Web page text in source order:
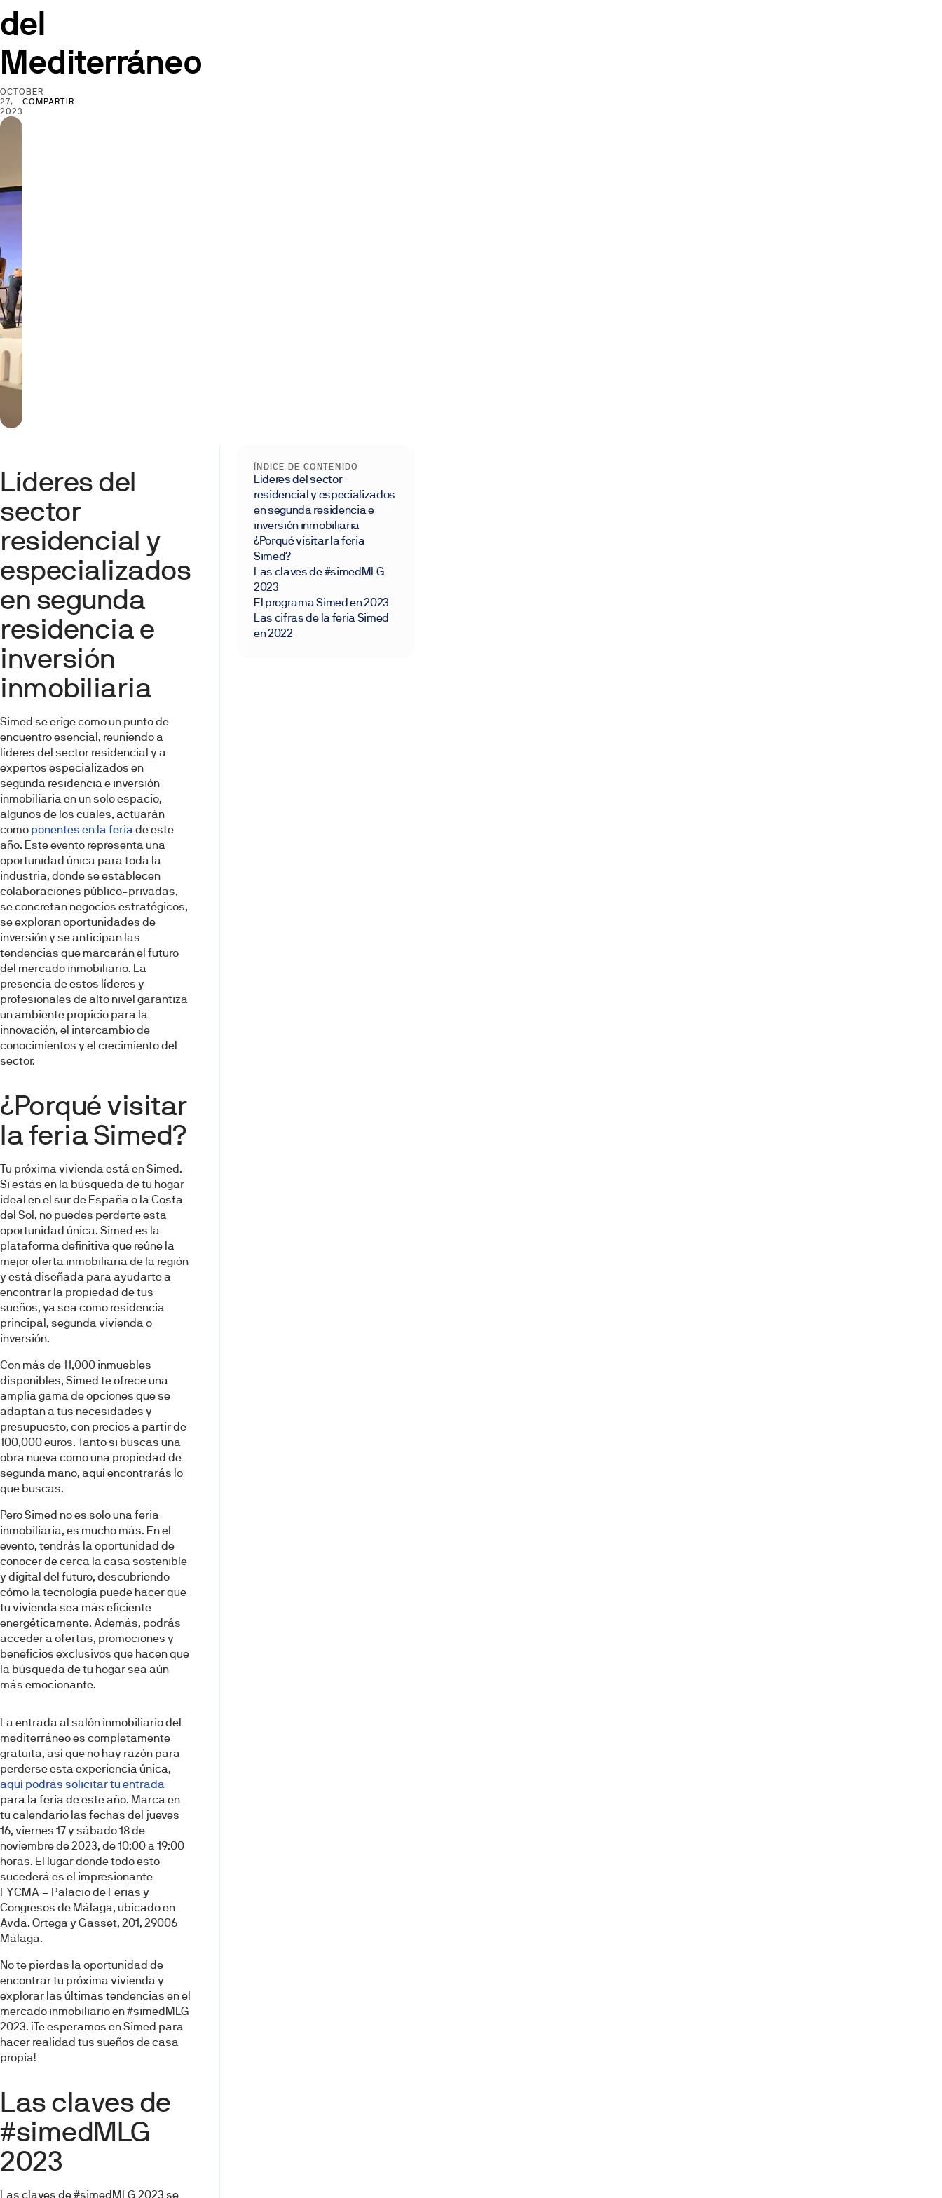
del
Mediterráneo
OCTOBER
27,
2023
COMPARTIR
Líderes del
sector
residencial y
especializados
en segunda
residencia e
inversión
inmobiliaria
Simed se erige como un punto de
encuentro esencial, reuniendo a
líderes del sector residencial y a
expertos especializados en
segunda residencia e inversión
inmobiliaria en un solo espacio,
algunos de los cuales, actuarán
como ponentes en la feriade este
año. Este evento representa una
oportunidad única para toda la
industria, donde se establecen
colaboraciones público-privadas,
se concretan negocios estratégicos,
se exploran oportunidades de
inversión y se anticipan las
tendencias que marcarán el futuro
del mercado inmobiliario. La
presencia de estos líderes y
profesionales de alto nivel garantiza
un ambiente propicio para la
innovación, el intercambio de
conocimientos y el crecimiento del
sector.
¿Porqué visitar
la feria Simed?
Tu próxima vivienda está en Simed.
Si estás en la búsqueda de tu hogar
ideal en el sur de España o la Costa
del Sol, no puedes perderte esta
oportunidad única. Simed es la
plataforma definitiva que reúne la
mejor oferta inmobiliaria de la región
y está diseñada para ayudarte a
encontrar la propiedad de tus
sueños, ya sea como residencia
principal, segunda vivienda o
inversión.
Con más de 11,000 inmuebles
disponibles, Simed te ofrece una
amplia gama de opciones que se
adaptan a tus necesidades y
presupuesto, con precios a partir de
100,000 euros. Tanto si buscas una
obra nueva como una propiedad de
segunda mano, aquí encontrarás lo
que buscas.
Pero Simed no es solo una feria
inmobiliaria, es mucho más. En el
evento, tendrás la oportunidad de
conocer de cerca la casa sostenible
y digital del futuro, descubriendo
cómo la tecnología puede hacer que
tu vivienda sea más eficiente
energéticamente. Además, podrás
acceder a ofertas, promociones y
beneficios exclusivos que hacen que
la búsqueda de tu hogar sea aún
más emocionante.
La entrada al salón inmobiliario del
mediterráneo es completamente
gratuita, así que no hay razón para
perderse esta experiencia única,
aquí podrás solicitar tu entrada
para la feria de este año. Marca en
tu calendario las fechas del jueves
16, viernes 17 y sábado 18 de
noviembre de 2023, de 10:00 a 19:00
horas. El lugar donde todo esto
sucederá es el impresionante
FYCMA – Palacio de Ferias y
Congresos de Málaga, ubicado en
Avda. Ortega y Gasset, 201, 29006
Málaga.
No te pierdas la oportunidad de
encontrar tu próxima vivienda y
explorar las últimas tendencias en el
mercado inmobiliario en #simedMLG
2023. ¡Te esperamos en Simed para
hacer realidad tus sueños de casa
propia!
Las claves de
#simedMLG
2023
Las claves de #simedMLG 2023 se
ÍNDICE DE CONTENIDO
Líderes del sector
residencial y especializados
en segunda residencia e
inversión inmobiliaria
¿Porqué visitar la feria
Simed?
Las claves de #simedMLG
2023
El programa Simed en 2023
Las cifras de la feria Simed
en 2022